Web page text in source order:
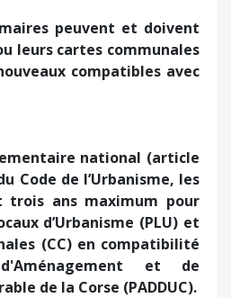
peuvent et doivent
leurs cartes communales
compatibles avec
national (article
Code de l’Urbanisme, les
trois ans maximum pour
d’Urbanisme (PLU) et
(CC) en compatibilité
et de
de la Corse (PADDUC).